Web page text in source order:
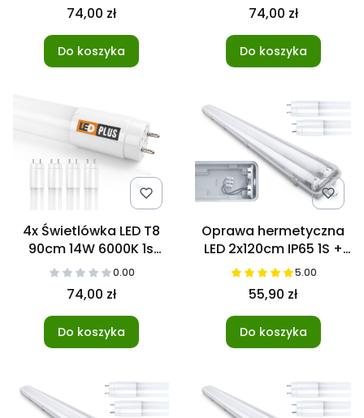
74,00 zł
Do koszyka
74,00 zł
Do koszyka
4x Świetlówka LED T8
90cm 14W 6000K 1s
NANO 0.00
74,00 zł
Do koszyka
Oprawa hermetyczna
LED 2x120cm IP65 1S +
Świetlówki NANO 3000K
5.00
55,90 zł
Do koszyka